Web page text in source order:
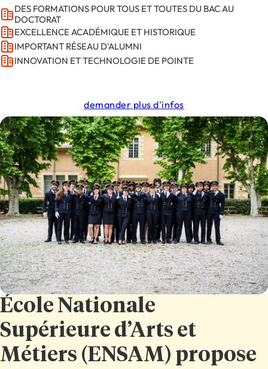
DES FORMATIONS POUR TOUS ET TOUTES DU BAC AU
DOCTORAT
EXCELLENCE ACADÉMIQUE ET HISTORIQUE
IMPORTANT RÉSEAU D'ALUMNI
INNOVATION ET TECHNOLOGIE DE POINTE
demander plus d'infos
École Nationale
Supérieure d’Arts et
Métiers (ENSAM) propose